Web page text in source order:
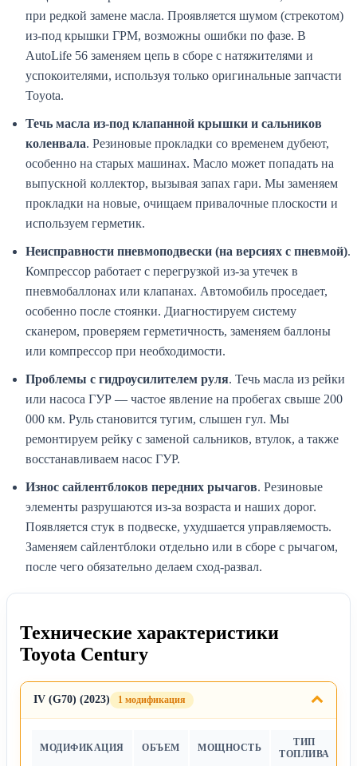
при редкой замене масла. Проявляется шумом (стрекотом)
из-под крышки ГРМ, возможны ошибки по фазе. В
AutoLife 56 заменяем цепь в сборе с натяжителями и
успокоителями, используя только оригинальные запчасти
Toyota.
Течь масла из-под клапанной крышки и сальников
коленвала. Резиновые прокладки со временем дубеют,
особенно на старых машинах. Масло может попадать на
выпускной коллектор, вызывая запах гари. Мы заменяем
прокладки на новые, очищаем привалочные плоскости и
используем герметик.
Неисправности пневмоподвески (на версиях с пневмой).
Компрессор работает с перегрузкой из-за утечек в
пневмобаллонах или клапанах. Автомобиль проседает,
особенно после стоянки. Диагностируем систему
сканером, проверяем герметичность, заменяем баллоны
или компрессор при необходимости.
Проблемы с гидроусилителем руля. Течь масла из рейки
или насоса ГУР — частое явление на пробегах свыше 200
000 км. Руль становится тугим, слышен гул. Мы
ремонтируем рейку с заменой сальников, втулок, а также
восстанавливаем насос ГУР.
Износ сайлентблоков передних рычагов. Резиновые
элементы разрушаются из-за возраста и наших дорог.
Появляется стук в подвеске, ухудшается управляемость.
Заменяем сайлентблоки отдельно или в сборе с рычагом,
после чего обязательно делаем сход-развал.
Технические характеристики
Toyota Century
IV (G70) (2023) 1 модификация
МОДИФИКАЦИЯ ОБЪЕМ МОЩНОСТЬ
ТИП
ТОПЛИВА